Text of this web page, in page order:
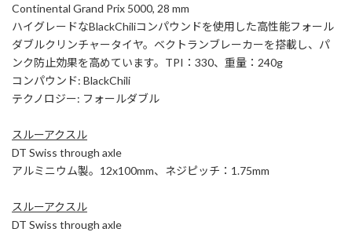
Continental Grand Prix 5000, 28 mm
ハイグレードなBlackChiliコンパウンドを使用した高性能フォール
ダブルクリンチャータイヤ。ベクトランブレーカーを搭載し、パ
ンク防止効果を高めています。TPI：330、重量：240g
コンパウンド: BlackChili
テクノロジー: フォールダブル
スルーアクスル
DT Swiss through axle
アルミニウム製。12x100mm、ネジピッチ：1.75mm
スルーアクスル
DT Swiss through axle